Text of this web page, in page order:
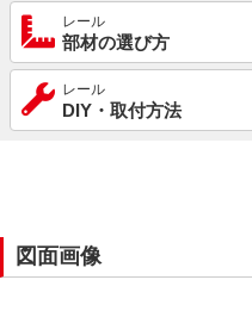
レール
部材の選び方
レール
DIY・取付方法
図面画像